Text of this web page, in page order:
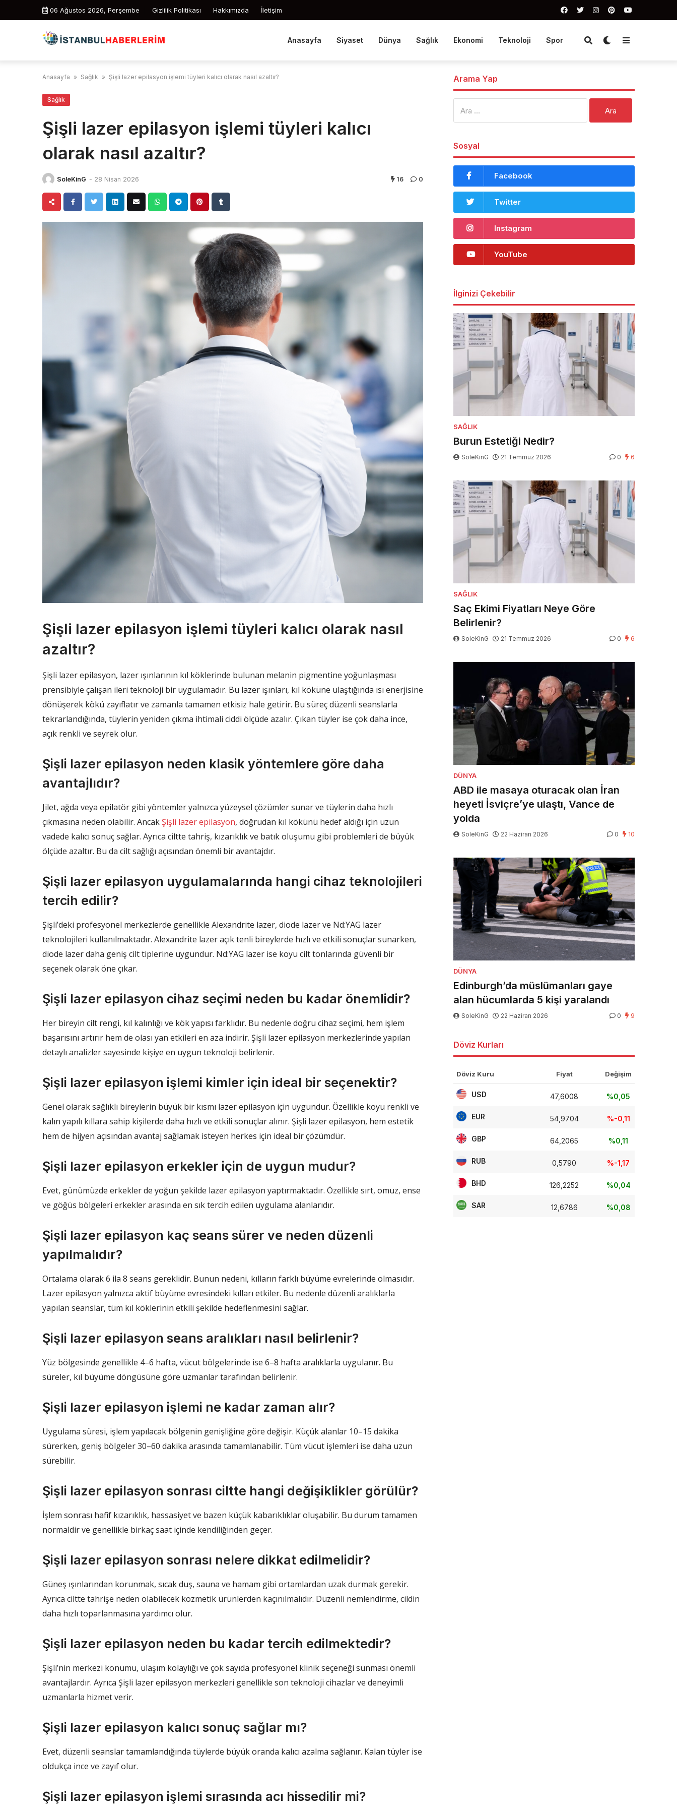
06 Ağustos 2026, Perşembe Gizlilik Politikası Hakkımızda İletişim
Anasayfa Siyaset Dünya Sağlık Ekonomi Teknoloji Spor
Anasayfa » Sağlık » Şişli lazer epilasyon işlemi tüyleri kalıcı olarak nasıl azaltır?
Sağlık
Şişli lazer epilasyon işlemi tüyleri kalıcı
olarak nasıl azaltır?
SoleKinG - 28 Nisan 2026 16 0
Şişli lazer epilasyon işlemi tüyleri kalıcı olarak nasıl
azaltır?
Şişli lazer epilasyon, lazer ışınlarının kıl köklerinde bulunan melanin pigmentine yoğunlaşması
prensibiyle çalışan ileri teknoloji bir uygulamadır. Bu lazer ışınları, kıl köküne ulaştığında ısı enerjisine
dönüşerek kökü zayıflatır ve zamanla tamamen etkisiz hale getirir. Bu süreç düzenli seanslarla
tekrarlandığında, tüylerin yeniden çıkma ihtimali ciddi ölçüde azalır. Çıkan tüyler ise çok daha ince,
açık renkli ve seyrek olur.
Şişli lazer epilasyon neden klasik yöntemlere göre daha
avantajlıdır?
Jilet, ağda veya epilatör gibi yöntemler yalnızca yüzeysel çözümler sunar ve tüylerin daha hızlı
çıkmasına neden olabilir. Ancak Şişli lazer epilasyon, doğrudan kıl kökünü hedef aldığı için uzun
vadede kalıcı sonuç sağlar. Ayrıca ciltte tahriş, kızarıklık ve batık oluşumu gibi problemleri de büyük
ölçüde azaltır. Bu da cilt sağlığı açısından önemli bir avantajdır.
Şişli lazer epilasyon uygulamalarında hangi cihaz teknolojileri
tercih edilir?
Şişli’deki profesyonel merkezlerde genellikle Alexandrite lazer, diode lazer ve Nd:YAG lazer
teknolojileri kullanılmaktadır. Alexandrite lazer açık tenli bireylerde hızlı ve etkili sonuçlar sunarken,
diode lazer daha geniş cilt tiplerine uygundur. Nd:YAG lazer ise koyu cilt tonlarında güvenli bir
seçenek olarak öne çıkar.
Şişli lazer epilasyon cihaz seçimi neden bu kadar önemlidir?
Her bireyin cilt rengi, kıl kalınlığı ve kök yapısı farklıdır. Bu nedenle doğru cihaz seçimi, hem işlem
başarısını artırır hem de olası yan etkileri en aza indirir. Şişli lazer epilasyon merkezlerinde yapılan
detaylı analizler sayesinde kişiye en uygun teknoloji belirlenir.
Şişli lazer epilasyon işlemi kimler için ideal bir seçenektir?
Genel olarak sağlıklı bireylerin büyük bir kısmı lazer epilasyon için uygundur. Özellikle koyu renkli ve
kalın yapılı kıllara sahip kişilerde daha hızlı ve etkili sonuçlar alınır. Şişli lazer epilasyon, hem estetik
hem de hijyen açısından avantaj sağlamak isteyen herkes için ideal bir çözümdür.
Şişli lazer epilasyon erkekler için de uygun mudur?
Evet, günümüzde erkekler de yoğun şekilde lazer epilasyon yaptırmaktadır. Özellikle sırt, omuz, ense
ve göğüs bölgeleri erkekler arasında en sık tercih edilen uygulama alanlarıdır.
Şişli lazer epilasyon kaç seans sürer ve neden düzenli
yapılmalıdır?
Ortalama olarak 6 ila 8 seans gereklidir. Bunun nedeni, kılların farklı büyüme evrelerinde olmasıdır.
Lazer epilasyon yalnızca aktif büyüme evresindeki kılları etkiler. Bu nedenle düzenli aralıklarla
yapılan seanslar, tüm kıl köklerinin etkili şekilde hedeflenmesini sağlar.
Şişli lazer epilasyon seans aralıkları nasıl belirlenir?
Yüz bölgesinde genellikle 4–6 hafta, vücut bölgelerinde ise 6–8 hafta aralıklarla uygulanır. Bu
süreler, kıl büyüme döngüsüne göre uzmanlar tarafından belirlenir.
Şişli lazer epilasyon işlemi ne kadar zaman alır?
Uygulama süresi, işlem yapılacak bölgenin genişliğine göre değişir. Küçük alanlar 10–15 dakika
sürerken, geniş bölgeler 30–60 dakika arasında tamamlanabilir. Tüm vücut işlemleri ise daha uzun
sürebilir.
Şişli lazer epilasyon sonrası ciltte hangi değişiklikler görülür?
İşlem sonrası hafif kızarıklık, hassasiyet ve bazen küçük kabarıklıklar oluşabilir. Bu durum tamamen
normaldir ve genellikle birkaç saat içinde kendiliğinden geçer.
Şişli lazer epilasyon sonrası nelere dikkat edilmelidir?
Güneş ışınlarından korunmak, sıcak duş, sauna ve hamam gibi ortamlardan uzak durmak gerekir.
Ayrıca ciltte tahrişe neden olabilecek kozmetik ürünlerden kaçınılmalıdır. Düzenli nemlendirme, cildin
daha hızlı toparlanmasına yardımcı olur.
Şişli lazer epilasyon neden bu kadar tercih edilmektedir?
Şişli’nin merkezi konumu, ulaşım kolaylığı ve çok sayıda profesyonel klinik seçeneği sunması önemli
avantajlardır. Ayrıca Şişli lazer epilasyon merkezleri genellikle son teknoloji cihazlar ve deneyimli
uzmanlarla hizmet verir.
Şişli lazer epilasyon kalıcı sonuç sağlar mı?
Evet, düzenli seanslar tamamlandığında tüylerde büyük oranda kalıcı azalma sağlanır. Kalan tüyler ise
oldukça ince ve zayıf olur.
Şişli lazer epilasyon işlemi sırasında acı hissedilir mi?
Arama Yap
Sosyal
Facebook
Twitter
Instagram
YouTube
İlginizi Çekebilir
SAĞLIK
Burun Estetiği Nedir?
SoleKinG 21 Temmuz 2026 0 6
SAĞLIK
Saç Ekimi Fiyatları Neye Göre
Belirlenir?
SoleKinG 21 Temmuz 2026 0 6
DÜNYA
ABD ile masaya oturacak olan İran
heyeti İsviçre’ye ulaştı, Vance de
yolda
SoleKinG 22 Haziran 2026 0 10
DÜNYA
Edinburgh’da müslümanları gaye
alan hücumlarda 5 kişi yaralandı
SoleKinG 22 Haziran 2026 0 9
Döviz Kurları
Döviz Kuru Fiyat Değişim
USD 47,6008 %0,05
EUR 54,9704 %-0,11
GBP 64,2065 %0,11
RUB 0,5790 %-1,17
BHD 126,2252 %0,04
SAR 12,6786 %0,08